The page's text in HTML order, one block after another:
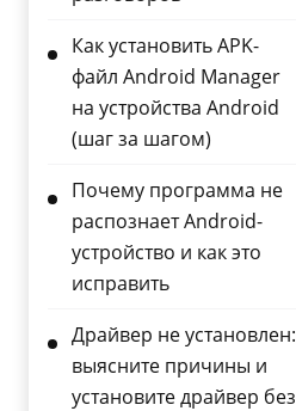
Как установить APK-
файл Android Manager
на устройства Android
(шаг за шагом)
Почему программа не
распознает Android-
устройство и как это
исправить
Драйвер не установлен:
выясните причины и
установите драйвер без